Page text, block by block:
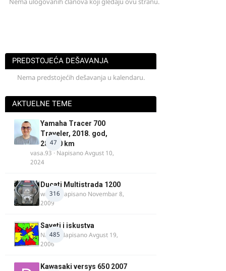
PREDSTOJEĆA DEŠAVANJA
Nema predstojećih dešavanja u kalendaru.
AKTUELNE TEME
47
Yamaha Tracer 700
Traveler, 2018. god,
28.100 km
vasa.93 · NapisanoAvgust 10,
2024
316
Ducati Multistrada 1200
wulfy· Napisano Novembar 8,
2009
485
Saveti i iskustva
Najzli· NapisanoAvgust 19,
2006
Kawasaki versys 650 2007